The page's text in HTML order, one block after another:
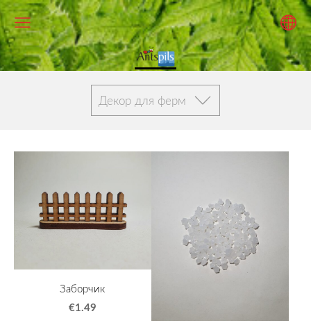
Декор для ферм
Заборчик
€1.49